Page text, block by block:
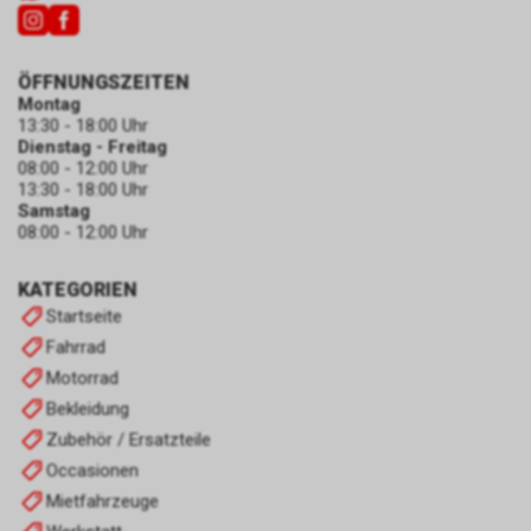
KATEGORIEN
Startseite
Fahrrad
Motorrad
Bekleidung
Zubehör / Ersatzteile
Occasionen
Mietfahrzeuge
ÖFFNUNGSZEITEN
Montag
13:30 - 18:00 Uhr
Dienstag - Freitag
08:00 - 12:00 Uhr
13:30 - 18:00 Uhr
Samstag
08:00 - 12:00 Uhr